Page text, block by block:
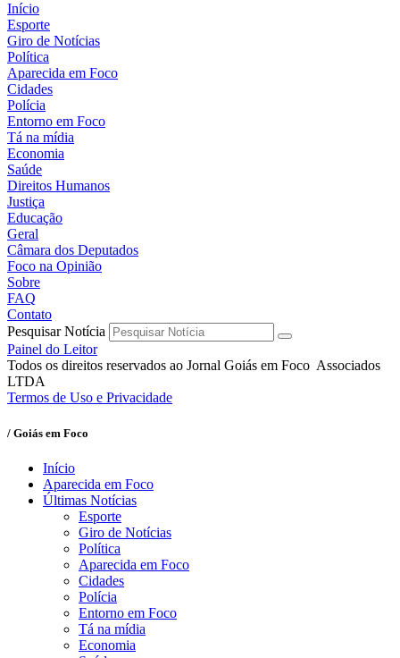
Início
Esporte
Giro de Notícias
Política
Aparecida em Foco
Cidades
Polícia
Entorno em Foco
Tá na mídia
Economia
Saúde
Direitos Humanos
Justiça
Educação
Geral
Câmara dos Deputados
Foco na Opinião
Sobre
FAQ
Contato
Pesquisar Notícia
Painel do Leitor
Todos os direitos reservados ao Jornal Goiás em Foco Associados
LTDA
Termos de Uso e Privacidade
/ Goiás em Foco
Início
Aparecida em Foco
Últimas Notícias
Esporte
Giro de Notícias
Política
Aparecida em Foco
Cidades
Polícia
Entorno em Foco
Tá na mídia
Economia